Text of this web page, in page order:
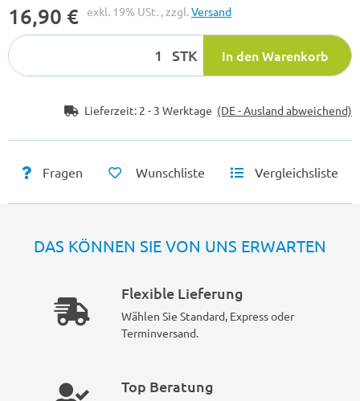
16,90 € exkl. 19% USt. , zzgl.Versand
STK In den Warenkorb
Lieferzeit: 2 - 3 Werktage (DE - Ausland abweichend)
Fragen Wunschliste Vergleichsliste
DAS KÖNNEN SIE VON UNS ERWARTEN
Flexible Lieferung
Wählen Sie Standard, Express oder
Terminversand.
Top Beratung